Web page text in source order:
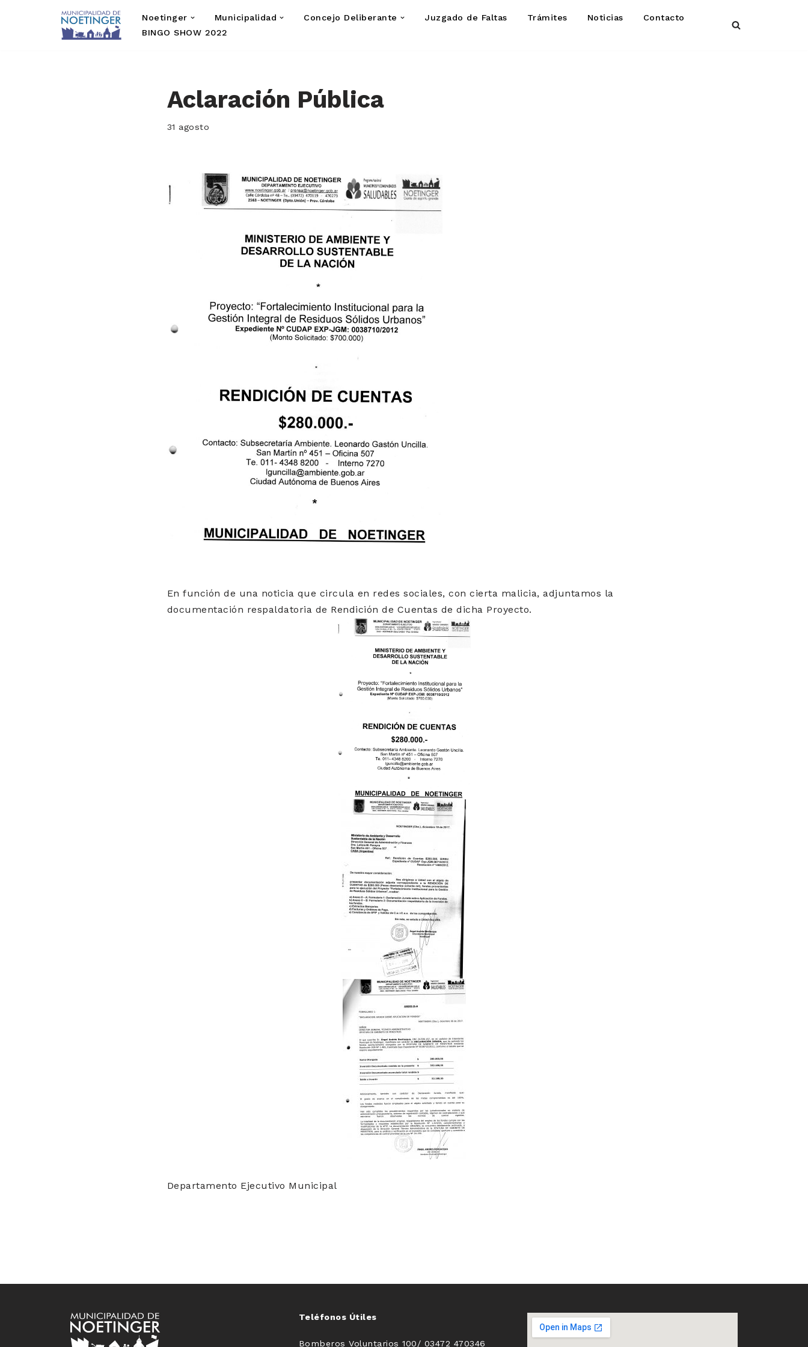
Noetinger Municipalidad Concejo Deliberante Juzgado de Faltas Trámites Noticias
Contacto
BINGO SHOW 2022
Aclaración Pública
31 agosto
En función de una noticia que circula en redes sociales, con cierta malicia, adjuntamos la
documentación respaldatoria de Rendición de Cuentas de dicha Proyecto.
Departamento Ejecutivo Municipal
Teléfonos Útiles
Bomberos Voluntarios 100/ 03472 470346